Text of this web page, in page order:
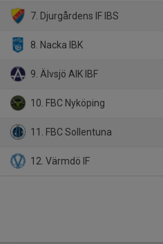
7. Djurgårdens IF IBS
8. Nacka IBK
9. Älvsjö AIK IBF
10. FBC Nyköping
11. FBC Sollentuna
12. Värmdö IF